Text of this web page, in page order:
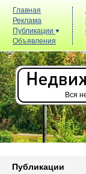
Главная
Реклама
Публикации
Объявления
Вся
Публикации